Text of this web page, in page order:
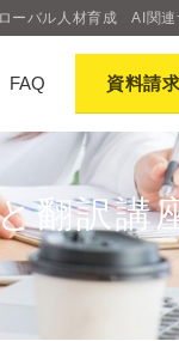
ーバル人材育成 AI関連
資料請求
FAQ
翻訳講